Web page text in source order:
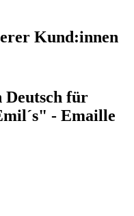
Kund:innen
Deutsch für
- Emaille